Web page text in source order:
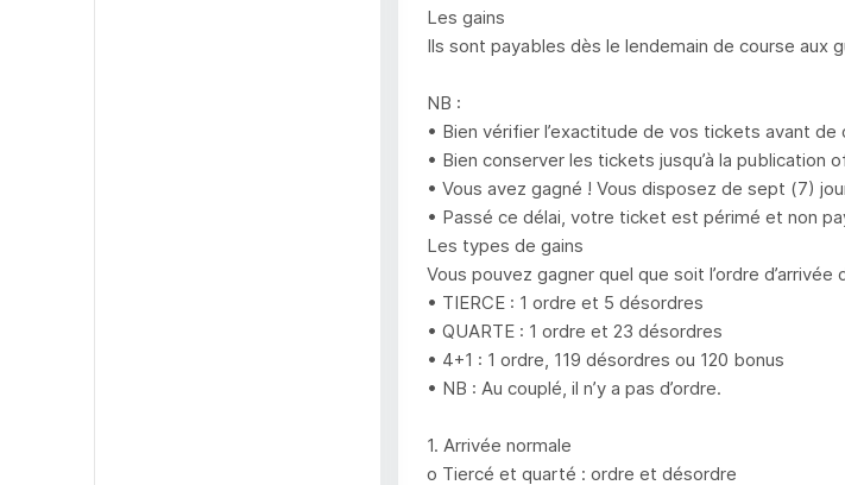
Les gains
Ils sont payables dès le lendemain de course aux
NB :
• Bien vérifier l’exactitude de vos tickets avant
• Bien conserver les tickets jusqu’à la publication
• Vous avez gagné ! Vous disposez de sept (7)
• Passé ce délai, votre ticket est périmé et non
Les types de gains
Vous pouvez gagner quel que soit l’ordre
• TIERCE : 1 ordre et 5 désordres
• QUARTE : 1 ordre et 23 désordres
• 4+1 : 1 ordre, 119 désordres ou 120 bonus
• NB : Au couplé, il n’y a pas d’ordre.
1. Arrivée normale
o Tiercé et quarté : ordre et désordre